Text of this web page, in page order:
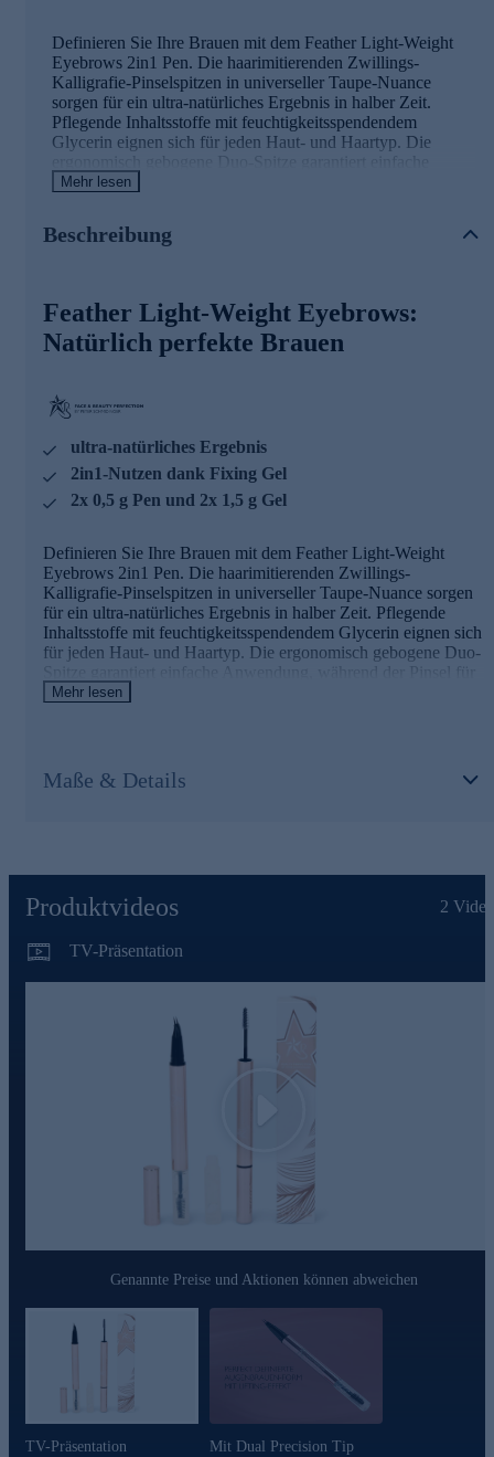
Definieren Sie Ihre Brauen mit dem Feather Light-Weight
Eyebrows 2in1 Pen. Die haarimitierenden Zwillings-
Kalligrafie-Pinselspitzen in universeller Taupe-Nuance
sorgen für ein ultra-natürliches Ergebnis in halber Zeit.
Pflegende Inhaltsstoffe mit feuchtigkeitsspendendem
Glycerin eignen sich für jeden Haut- und Haartyp. Die
ergonomisch gebogene Duo-Spitze garantiert einfache
Anwendung, während der Pinsel für kontinuierlichen
gelifteten Look. Reisefreundlich und wischfest für
Bestellen Sie jetzt gleich online für mühelos definierte
Brauen
Mehr lesen
Beschreibung
Feather Light-Weight Eyebrows:
Natürlich perfekte Brauen
ultra-natürliches Ergebnis
2in1-Nutzen dank Fixing Gel
2x 0,5 g Pen und 2x 1,5 g Gel
Definieren Sie Ihre Brauen mit dem Feather Light-Weight
Eyebrows 2in1 Pen. Die haarimitierenden Zwillings-
Kalligrafie-Pinselspitzen in universeller Taupe-Nuance sorgen
für ein ultra-natürliches Ergebnis in halber Zeit. Pflegende
Inhaltsstoffe mit feuchtigkeitsspendendem Glycerin eignen sich
für jeden Haut- und Haartyp. Die ergonomisch gebogene Duo-
Spitze garantiert einfache Anwendung, während der Pinsel für
kontinuierlichen Farbflow ohne Austrocknen sorgt. Das
Bestellen Sie jetzt gleich online für mühelos definierte
Mehr lesen
Maße & Details
Produktvideos 2
TV-Präsentation
Genannte Preise und Aktionen können abweichen
TV-Präsentation Mit Dual Precision Tip